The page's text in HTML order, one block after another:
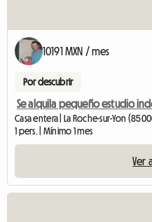
10191 MXN / mes
Por descubrir
Se alquila pequeño estudio
Casa entera | La Roche-sur-Yon
1 pers. | Mínimo 1 mes
Ver